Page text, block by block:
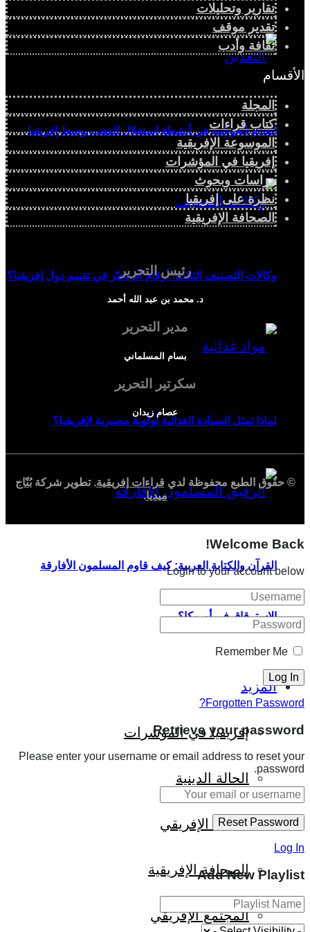
انعدام الحوكمة في أنشطة استغلال الذهب بوسط إفريقيا
وكالات التصنيف الثلاث: أرقام أم تحيّز في تقييم دول إفريقيا؟
لماذا تمثل السيادة الغذائية أولوية مصيرية لإفريقيا؟
القرآن والكتابة العربية: كيف قاوم المسلمون الأفارقة
الاسترقاق في أمريكا؟
المزيد
إفريقيا في المؤشرات
الحالة الدينية
الملف الإفريقي
الصحافة الإفريقية
المجتمع الإفريقي
تقارير وتحليلات
تقدير موقف
ثقافة وأدب
الأقسام
المجلة
كتاب قراءات
الموسوعة الإفريقية
إفريقيا في المؤشرات
دراسات وبحوث
نظرة على إفريقيا
الصحافة الإفريقية
رئيس التحرير
د. محمد بن عبد الله أحمد
مدير التحرير
بسام المسلماني
سكرتير التحرير
عصام زيدان
© حقوق الطبع محفوظة لدي قراءات إفريقية. تطوير شركةبُنّاج
ميديا.
Welcome Back!
Login to your account below
Remember Me
Forgotten Password?
Retrieve your password
Please enter your username or email address to reset your
password.
Log In
Add New Playlist